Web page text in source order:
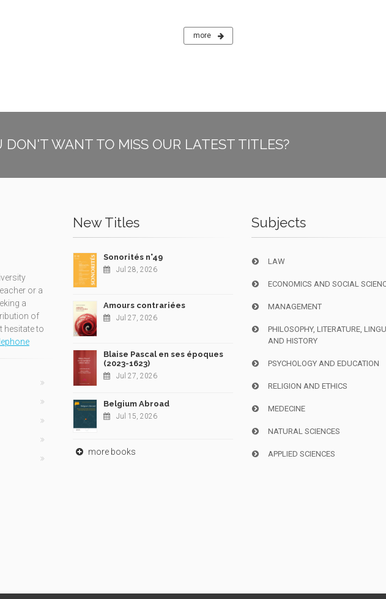
more
DON'T WANT TO MISS OUR LATEST TITLES?
or a
a
of
hesitate to
New Titles
Sonorités n°49
Jul 28, 2026
Amours contrariées
Jul 27, 2026
Blaise Pascal en ses époques
(2023-1623)
Jul 27, 2026
Belgium Abroad
Jul 15, 2026
more books
Subjects
LAW
ECONOMICS AND SOCIAL
MANAGEMENT
PHILOSOPHY, LITERATURE,
AND HISTORY
PSYCHOLOGY AND EDUCATION
RELIGION AND ETHICS
MEDECINE
NATURAL SCIENCES
APPLIED SCIENCES